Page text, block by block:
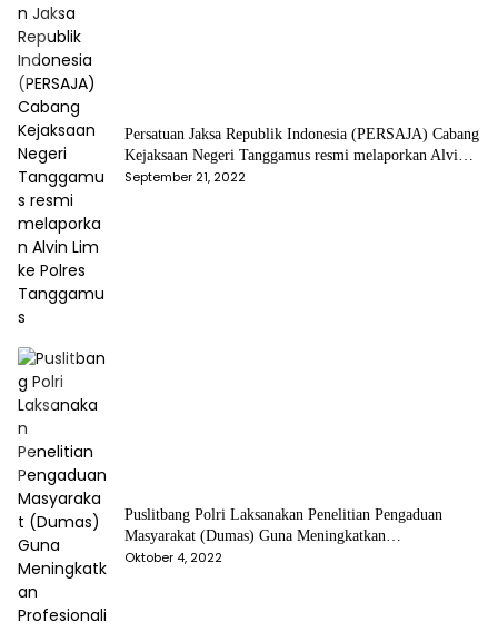
Persatuan Jaksa Republik Indonesia (PERSAJA) Cabang
Kejaksaan Negeri Tanggamus resmi melaporkan Alvin
Lim ke Polres Tanggamus
September 21, 2022
Puslitbang Polri Laksanakan Penelitian Pengaduan
Masyarakat (Dumas) Guna Meningkatkan
Profesionalisme Personil Polri Di Polda Kepri
Oktober 4, 2022